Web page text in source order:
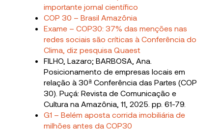
importante jornal científico
COP 30 – Brasil Amazônia
Exame – COP30: 37% das menções nas
redes sociais são críticas à Conferência do
Clima, diz pesquisa Quaest
FILHO, Lazaro; BARBOSA, Ana.
Posicionamento de empresas locais em
relação à 30ª Conferência das Partes (COP
30). Puçá: Revista de Comunicação e
Cultura na Amazônia, 11, 2025. pp. 61-79.
G1 – Belém aposta corrida imobiliária de
milhões antes da COP30